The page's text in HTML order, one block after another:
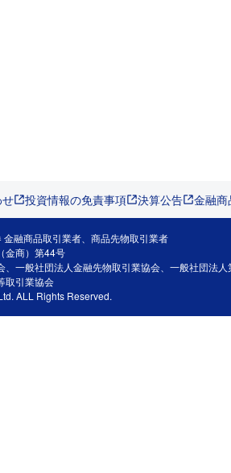
投資情報の免責事項 決算公告 金融
融商品取引業者、商品先物取引業者
金商）第44号
、一般社団法人金融先物取引業協会、一般社団法
取引業協会
ALL Rights Reserved.